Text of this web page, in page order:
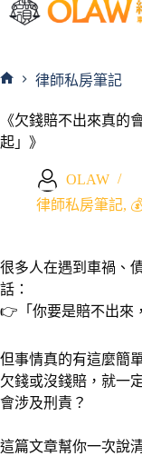
律師私房筆記
《欠錢賠不出來真的
起」》
OLAW
律師私房筆記,
很多人在遇到車禍、
話：
👉「你要是賠不出來
但事情真的有這麼簡
欠錢或沒錢賠，就一
會涉及刑責？
這篇文章幫你一次說